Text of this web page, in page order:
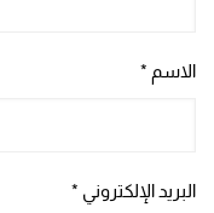
الاسم *
البريد الإلكتروني *